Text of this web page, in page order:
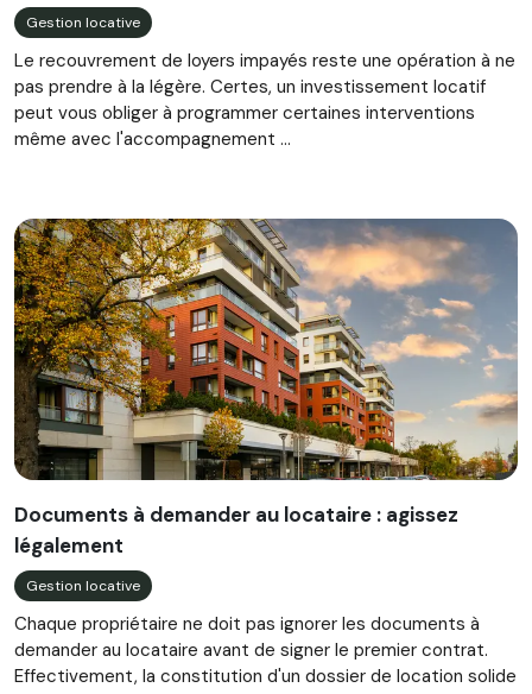
Gestion locative
Le recouvrement de loyers impayés reste une opération à ne
pas prendre à la légère. Certes, un investissement locatif
peut vous obliger à programmer certaines interventions
même avec l'accompagnement ...
Documents à demander au locataire : agissez
légalement
Gestion locative
Chaque propriétaire ne doit pas ignorer les documents à
demander au locataire avant de signer le premier contrat.
Effectivement, la constitution d'un dossier de location solide